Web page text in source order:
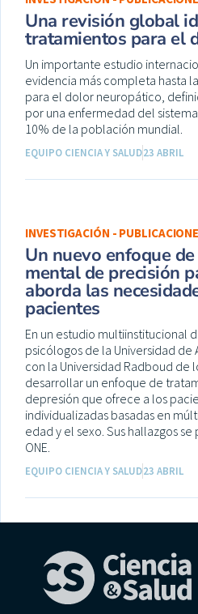
Una revisión global
tratamientos para el
Un importante estudio
evidencia más completa hasta
para el dolor neuropático,
por una enfermedad del
10% de la población mundial.
EQUIPO CIENCIA Y SALUD23 ABRIL
INVESTIGACIÓN -
Un nuevo enfoque
mental de precisión
aborda las
pacientes
En un estudio multiinstitucional
psicólogos de la Universidad de
con la Universidad Radboud de
desarrollar un enfoque de
depresión que ofrece a los
individualizadas basadas en
edad y el sexo. Sus hallazgos
ONE.
EQUIPO CIENCIA Y SALUD23 ABRIL